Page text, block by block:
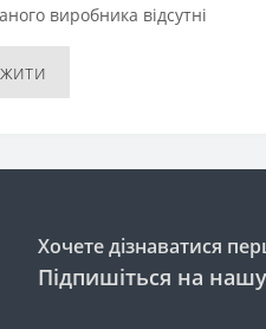
виробника відсутні
Хочете дізнаватися
Підпишіться на